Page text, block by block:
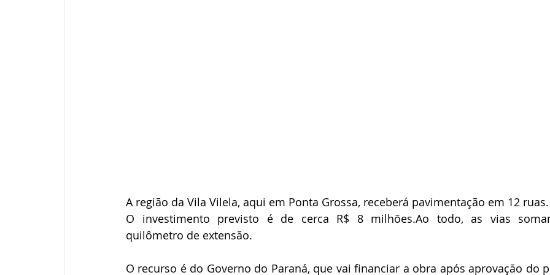
A região da Vila Vilela, aqui em Ponta Grossa, receberá pavimentação em 12 ruas.
O investimento previsto é de cerca R$ 8 milhões.Ao todo, as vias
quilômetro de extensão.
O recurso é do Governo do Paraná, que vai financiar a obra após aprovação do